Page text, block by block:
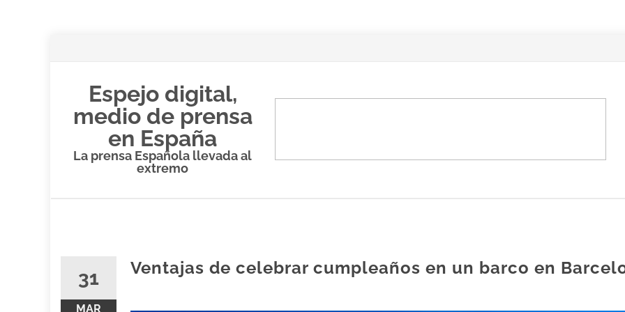
Espejo digital,
medio de prensa
en España
La prensa Española llevada al
extremo
31
MAR
Ventajas de celebrar cumpleaños en un barco en